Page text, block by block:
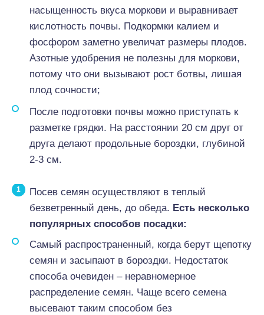
насыщенность вкуса моркови и выравнивает
кислотность почвы. Подкормки калием и
фосфором заметно увеличат размеры плодов.
Азотные удобрения не полезны для моркови,
потому что они вызывают рост ботвы, лишая
плод сочности;
После подготовки почвы можно приступать к
разметке грядки. На расстоянии 20 см друг от
друга делают продольные бороздки, глубиной
2-3 см.
Посев семян осуществляют в теплый
безветренный день, до обеда. Есть несколько
популярных способов посадки:
Самый распространенный, когда берут щепотку
семян и засыпают в бороздки. Недостаток
способа очевиден – неравномерное
распределение семян. Чаще всего семена
высевают таким способом без